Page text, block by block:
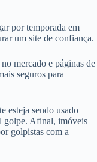
por temporada em
um site de confiança.
mercado e páginas de
seguros para
esteja sendo usado
golpe. Afinal, imóveis
golpistas com a